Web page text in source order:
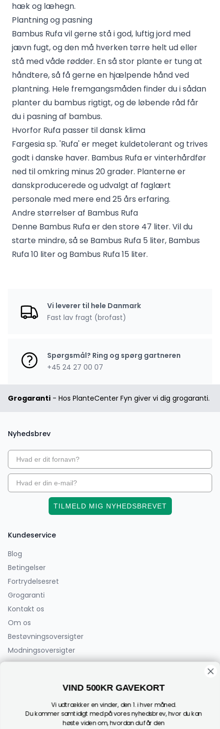
hæk og læhegn.
Plantning og pasning
Bambus Rufa vil gerne stå i god, luftig jord med
jævn fugt, og den må hverken tørre helt ud eller
stå med våde rødder. En så stor plante er tung at
håndtere, så få gerne en hjælpende hånd ved
plantning. Hele fremgangsmåden finder du isådan
planter du bambus rigtigt, og de løbende råd får
du i pasning af bambus.
Hvorfor Rufa passer til dansk klima
Fargesia sp. 'Rufa' er meget kuldetolerant og trives
godt i danske haver. Bambus Rufa er vinterhårdfør
ned til omkring minus 20 grader. Planterne er
danskproducerede og udvalgt af faglært
personale med mere end 25 års erfaring.
Andre størrelser af Bambus Rufa
Denne Bambus Rufa er den store 47 liter. Vil du
starte mindre, så se Bambus Rufa 5 liter, Bambus
Rufa 10 literog Bambus Rufa 15 liter.
Vi leverer til hele Danmark
Fast lav fragt (brofast)
Spørgsmål? Ring og spørg gartneren
+45 24 27 00 07
Grogaranti - Hos PlanteCenter Fyn giver vi dig grogaranti.
Kundeservice
Blog
Betingelser
Fortrydelsesret
Grogaranti
Kontakt os
Om os
Bestøvningsoversigter
Modningsoversigter
(Der sælges ikke planter fra adressen)
Nyhedsbrev
TILMELD MIG NYHEDSBREVET
VIND 500KR GAVEKORT
Vi udtrækker en vinder, den 1. i hver måned.
Du kommer samtidigt med på vores nyhedsbrev, hvor du kan
høste viden om, hvordan du får den